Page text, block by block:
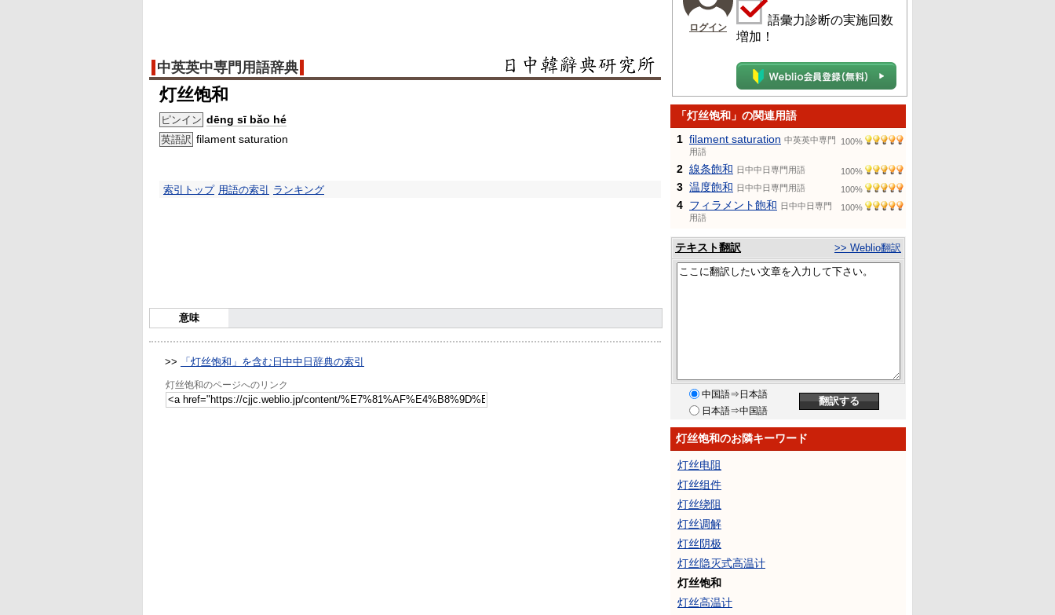
中英英中専門用語辞典
灯丝饱和
ピンイン dēng sī bǎo hé
英語訳 filament saturation
索引トップ 用語の索引 ランキング
意味
>> 「灯丝饱和」を含む日中中日辞典の索引
灯丝饱和のページへのリンク
ログイン
語彙力診断の実施回数
増加！
「灯丝饱和」の関連用語
1 filament saturation 中英英中専門
用語
100%
2 線条飽和 日中中日専門用語 100%
3 温度飽和 日中中日専門用語 100%
4 フィラメント飽和 日中中日専門
用語
100%
テキスト翻訳 >> Weblio翻訳
中国語⇒日本語
日本語⇒中国語
灯丝饱和のお隣キーワード
灯丝电阻
灯丝组件
灯丝绕阻
灯丝调解
灯丝阴极
灯丝隐灭式高温计
灯丝饱和
灯丝高温计